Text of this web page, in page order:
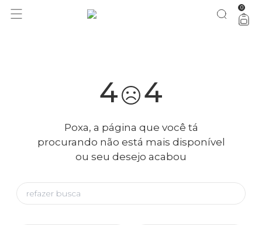
você merece 30% OFF pra comemorar com a gente aproveita! 0
4 4
Poxa, a página que você tá
procurando não está mais disponível
ou seu desejo acabou